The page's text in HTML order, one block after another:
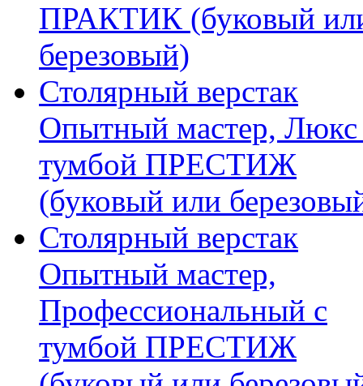
ПРАКТИК (буковый
березовый)
Столярный верстак
Опытный мастер, Люкс
тумбой ПРЕСТИЖ
(буковый или
Столярный верстак
Опытный мастер,
Профессиональный с
тумбой ПРЕСТИЖ